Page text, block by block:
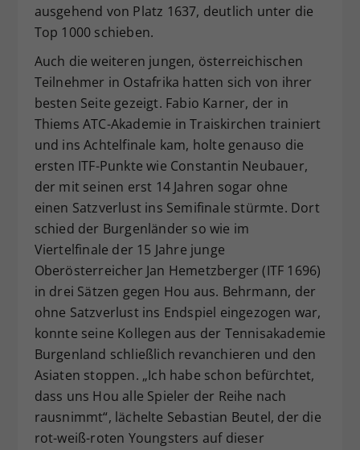
ausgehend von Platz 1637, deutlich unter die
Top 1000 schieben.
Auch die weiteren jungen, österreichischen
Teilnehmer in Ostafrika hatten sich von ihrer
besten Seite gezeigt. Fabio Karner, der in
Thiems ATC-Akademie in Traiskirchen trainiert
und ins Achtelfinale kam, holte genauso die
ersten ITF-Punkte wie Constantin Neubauer,
der mit seinen erst 14 Jahren sogar ohne
einen Satzverlust ins Semifinale stürmte. Dort
schied der Burgenländer so wie im
Viertelfinale der 15 Jahre junge
Oberösterreicher Jan Hemetzberger (ITF 1696)
in drei Sätzen gegen Hou aus. Behrmann, der
ohne Satzverlust ins Endspiel eingezogen war,
konnte seine Kollegen aus der Tennisakademie
Burgenland schließlich revanchieren und den
Asiaten stoppen. „Ich habe schon befürchtet,
dass uns Hou alle Spieler der Reihe nach
rausnimmt“, lächelte Sebastian Beutel, der die
rot-weiß-roten Youngsters auf dieser